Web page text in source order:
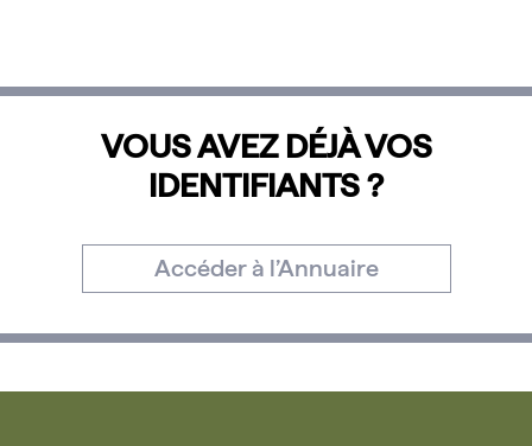
VOUS AVEZ DÉJÀ VOS
IDENTIFIANTS ?
Accéder à l’Annuaire